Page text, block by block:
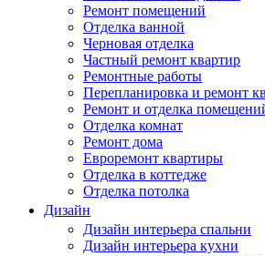
Ремонт помещений
Отделка ванной
Черновая отделка
Частный ремонт квартир
Ремонтные работы
Перепланировка и ремонт
Ремонт и отделка
Отделка комнат
Ремонт дома
Евроремонт квартиры
Отделка в коттедже
Отделка потолка
Дизайн
Дизайн интерьера спальни
Дизайн интерьера кухни